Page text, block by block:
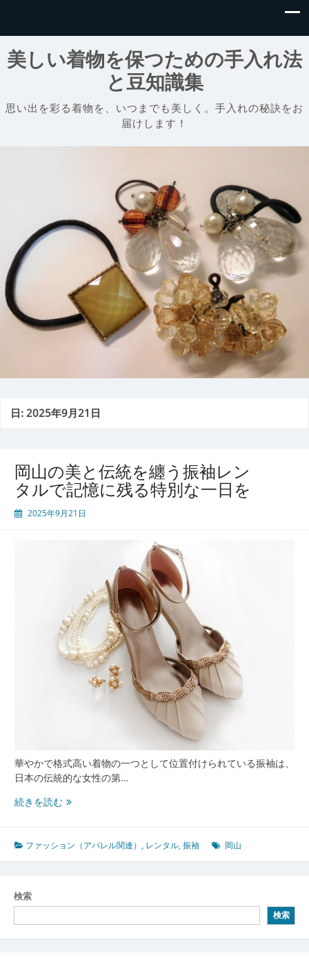
美しい着物を保つための手入れ法
と豆知識集
思い出を彩る着物を、いつまでも美しく。手入れの秘訣をお
届けします！
日:2025年9月21日
岡山の美と伝統を纏う振袖レン
タルで記憶に残る特別な一日を
2025年9月21日
華やかで格式高い着物の一つとして位置付けられている振袖は、
日本の伝統的な女性の第…
続きを読む岡
美
と
ファッション（アパレル関連） , レンタル,振袖 岡山
検索
検索